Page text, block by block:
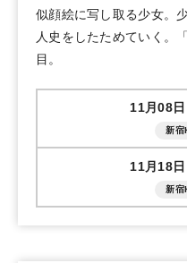
似顔絵に写し取る少女。
人史をしたためていく。
目。
11月08日
新
11月18
新